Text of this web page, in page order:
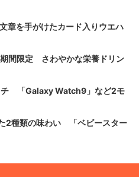
章を手がけたカード入りウエハ
間限定 さわやかな栄養ドリン
チ 「Galaxy Watch9」など2モ
2種類の味わい 「ベビースター